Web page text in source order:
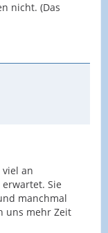
nicht. (Das
viel an
Sie
manchmal
uns mehr Zeit